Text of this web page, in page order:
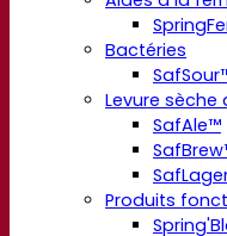
Bactéries
Levure sèche
SafAle™
Produits